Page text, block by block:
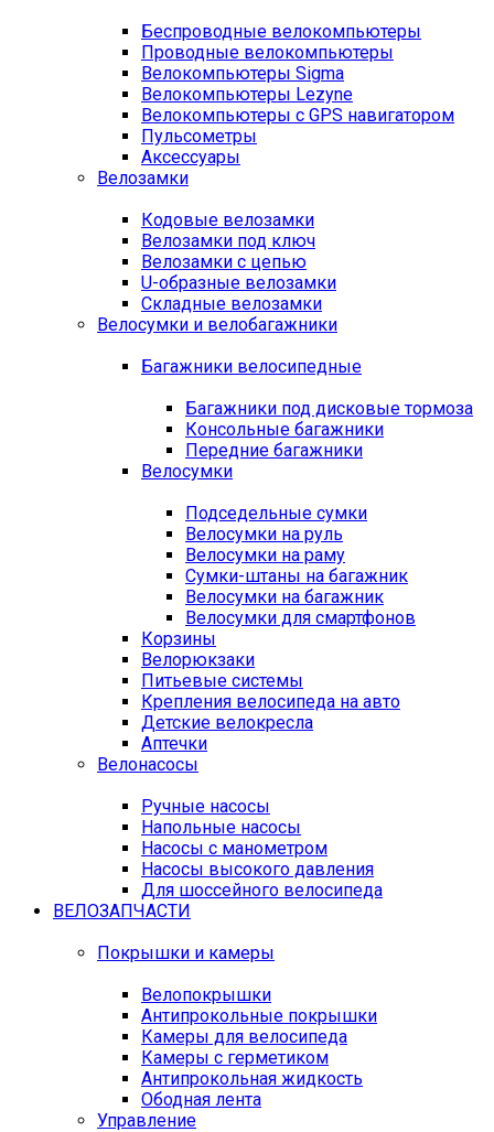
Беспроводные велокомпьютеры
Проводные велокомпьютеры
Велокомпьютеры Sigma
Велокомпьютеры Lezyne
Велокомпьютеры с GPS навигатором
Пульсометры
Аксессуары
Велозамки
Кодовые велозамки
Велозамки под ключ
Велозамки с цепью
U-образные велозамки
Складные велозамки
Велосумки и велобагажники
Багажники велосипедные
Багажники под дисковые тормоза
Консольные багажники
Передние багажники
Велосумки
Подседельные сумки
Велосумки на руль
Велосумки на раму
Сумки-штаны на багажник
Велосумки на багажник
Велосумки для смартфонов
Корзины
Велорюкзаки
Питьевые системы
Крепления велосипеда на авто
Детские велокресла
Аптечки
Велонасосы
Ручные насосы
Напольные насосы
Насосы с манометром
Насосы высокого давления
Для шоссейного велосипеда
ВЕЛОЗАПЧАСТИ
Покрышки и камеры
Велопокрышки
Антипрокольные покрышки
Камеры для велосипеда
Камеры с герметиком
Антипрокольная жидкость
Ободная лента
Управление